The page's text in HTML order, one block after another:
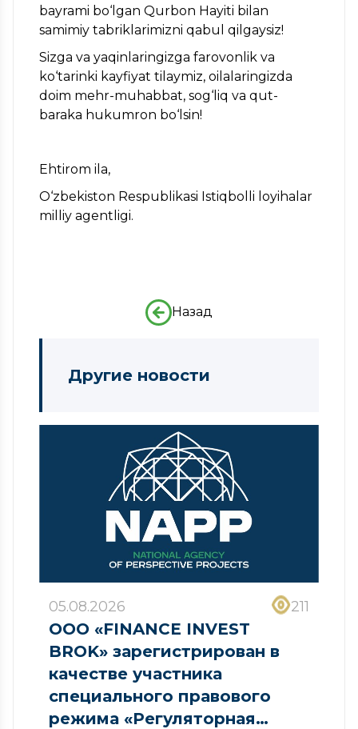
bayrami bo‘lgan Qurbon Hayiti bilan
samimiy tabriklarimizni qabul qilgaysiz!
Sizga va yaqinlaringizga farovonlik va
ko‘tarinki kayfiyat tilaymiz, oilalaringizda
doim mehr-muhabbat, sog‘liq va qut-
baraka hukumron bo‘lsin!
Ehtirom ila,
O‘zbekiston Respublikasi Istiqbolli loyihalar
milliy agentligi.
Назад
Другие новости
05.08.2026 211
ООО «FINANCE INVEST
BROK» зарегистрирован в
качестве участника
специального правового
режима «Регуляторная